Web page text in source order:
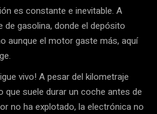
es constante e inevitable. A
de gasolina, donde el depósito
aunque el motor gaste más, aquí
vivo! A pesar del kilometraje
que suele durar un coche antes de
no ha explotado, la electrónica no